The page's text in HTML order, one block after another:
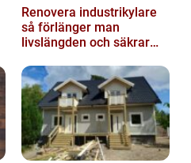
Renovera industrikylare
så förlänger man
livslängden och säkrar